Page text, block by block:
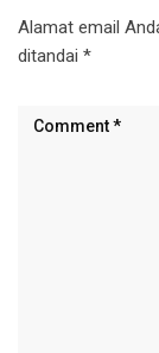
Alamat email
ditandai *